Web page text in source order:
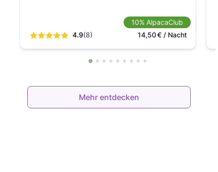
4.9(8)
10% AlpacaClub
14,50€/ Nacht
Mehr entdecken